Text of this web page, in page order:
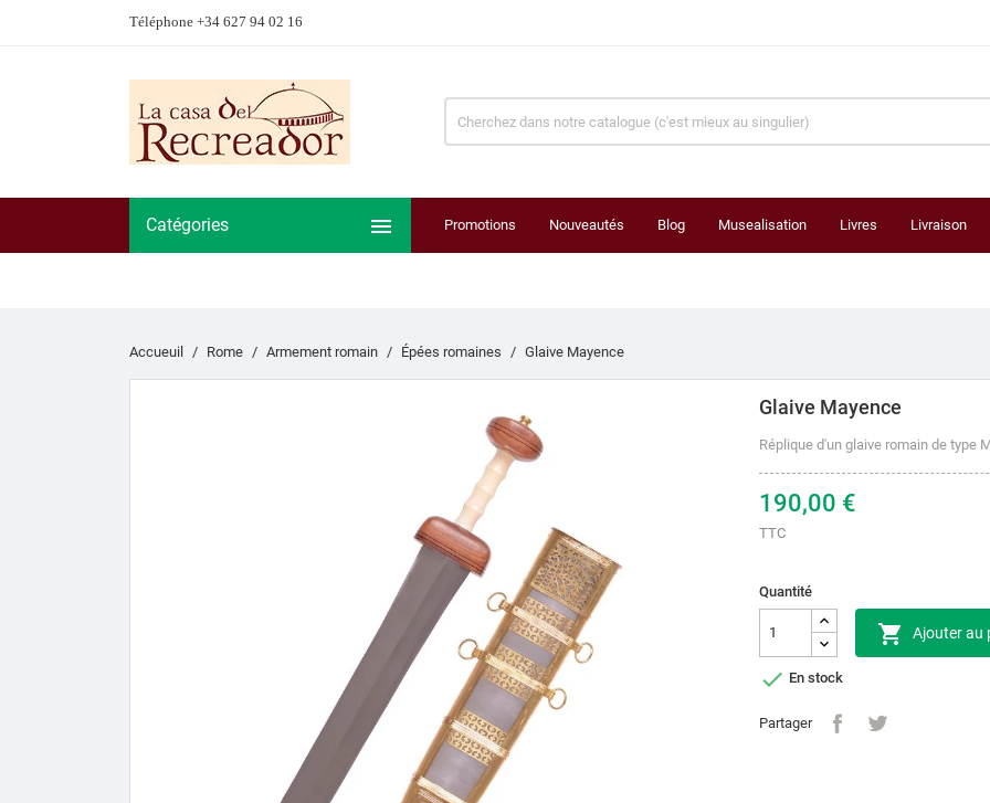
Téléphone +34 627 94 02 16
Catégories  Promotions Nouveautés Blog Musealisation Livres Livraison
Accueuil Rome Armement romain Épées romaines Glaive Mayence
Glaive Mayence
Réplique d'un glaive romain de type
190,00 €
TTC
Quantité
 Ajouter au
 En stock
Partager